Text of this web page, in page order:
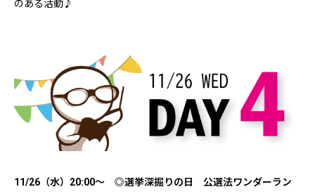
のある活動♪
11/26（水）20:00～ ◎選挙深掘りの日 公選法ワンダーラン